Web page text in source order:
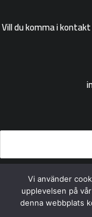
Vill du komma i
Vi använder
upplevelsen på
denna webbplats